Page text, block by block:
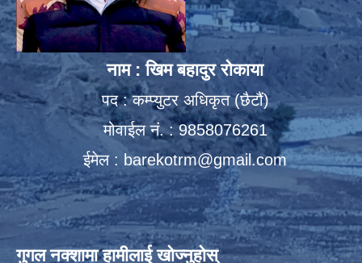
नाम : खिम बहादुर रोकाया
पद : कम्प्युटर अधिकृत (छैटौं)
मोवाईल नं. : 9858076261
ईमेल : barekotrm@gmail.com
गुगल नक्शामा हामीलाई खोज्नुहोस्